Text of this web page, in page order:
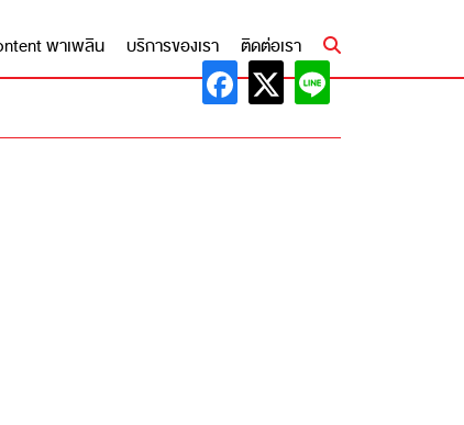
พาเพลิน บริการของเรา ติดต่อเรา